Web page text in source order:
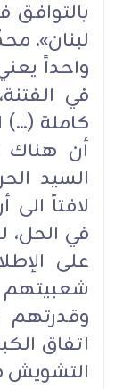
بالتوافق
لبنان».
واحداً
في
كاملة (...)
أن هناك
السيد
لافتاً
في الحل،
على
وقدرتهم
اتفاق
التشويش